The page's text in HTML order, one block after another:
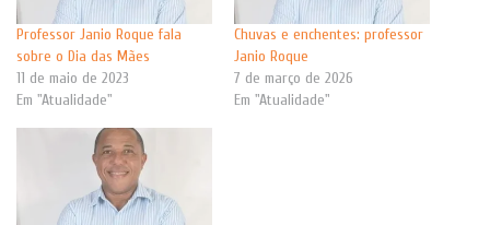
Professor Janio Roque fala
sobre o Dia das Mães
11 de maio de 2023
Em "Atualidade"
Chuvas e enchentes: professor
Janio Roque
7 de março de 2026
Em "Atualidade"